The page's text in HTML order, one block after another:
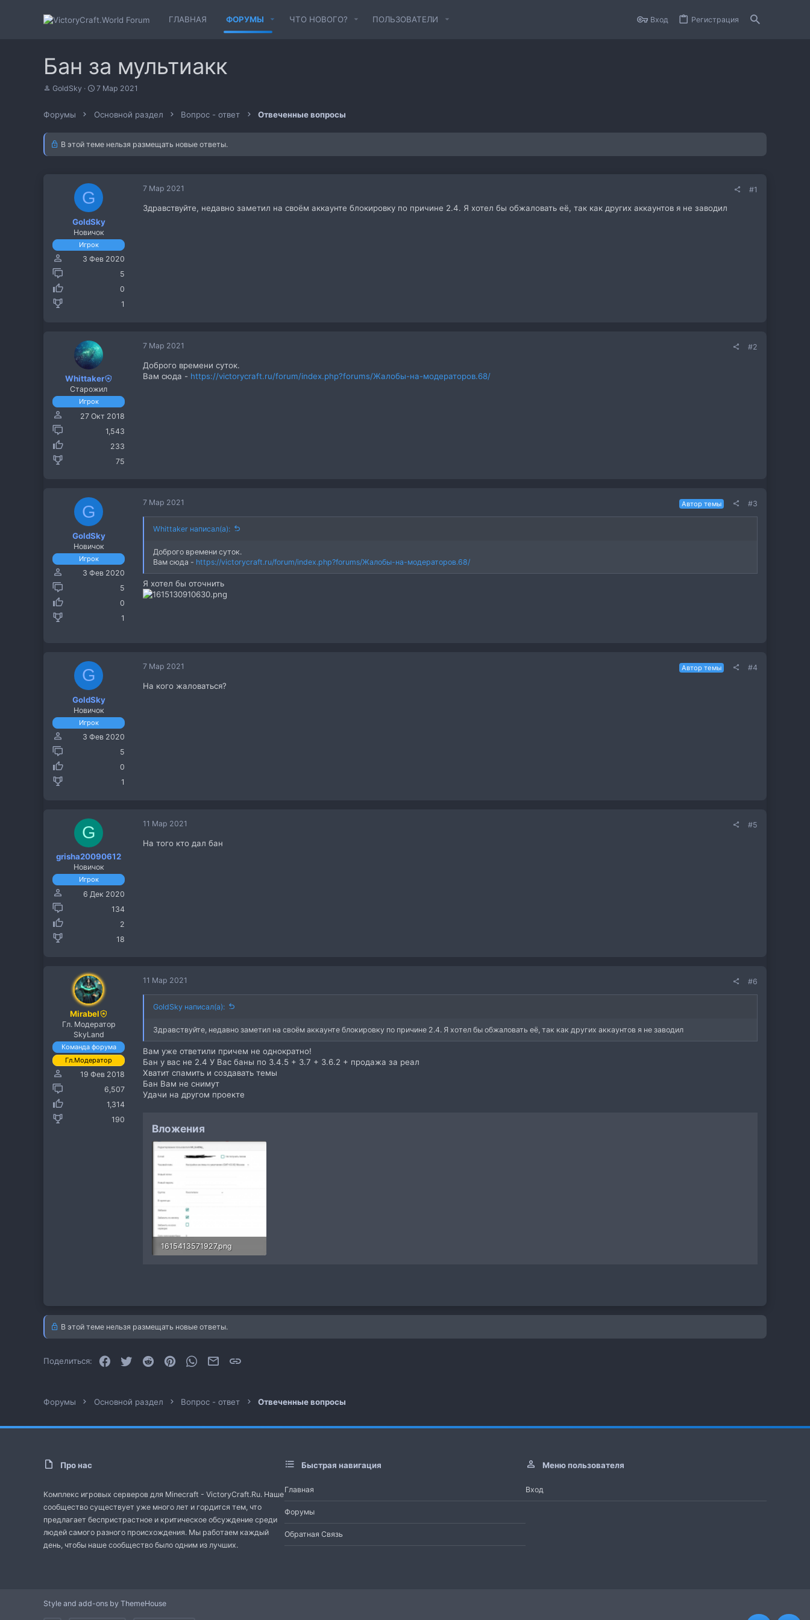
ГЛАВНАЯ ФОРУМЫ ЧТО НОВОГО? ПОЛЬЗОВАТЕЛИ Вход Регистрация
Бан за мультиакк
А
о
т
е
GoldSky
Д
а
ч
7 Мар 2021
Форумы Основной раздел Вопрос - ответ Отвеченные вопросы
В этой теме нельзя размещать новые ответы.
G
GoldSky
Новичок
Игрок
3 Фев 2020
5
0
1
7 Мар 2021 #1
Здравствуйте, недавно заметил на своём аккаунте блокировку по причине 2.4. Я хотел бы обжаловать её, так как других аккаунтов я не заводил
Whittaker
Старожил
Игрок
27 Окт 2018
1,543
233
75
7 Мар 2021 #2
Доброго времени суток.
Вам сюда - https://victorycraft.ru/forum/index.php?forums/Жалобы-на-модераторов.68/
G
GoldSky
Новичок
Игрок
3 Фев 2020
5
0
1
7 Мар 2021 Автор темы #3
Whittaker написал(а):
Доброго времени суток.
Вам сюда - https://victorycraft.ru/forum/index.php?forums/Жалобы-на-модераторов.68/
Я хотел бы оточнить
G
GoldSky
Новичок
Игрок
3 Фев 2020
5
0
1
7 Мар 2021 Автор темы #4
На кого жаловаться?
G
grisha20090612
Новичок
Игрок
6 Дек 2020
134
2
18
11 Мар 2021 #5
На того кто дал бан
Mirabel
Гл. Модератор
SkyLand
Команда форума
Гл.Модератор
19 Фев 2018
6,507
1,314
190
11 Мар 2021 #6
GoldSky написал(а):
Здравствуйте, недавно заметил на своём аккаунте блокировку по причине 2.4. Я хотел бы обжаловать её, так как других аккаунтов я не заводил
Вам уже ответили причем не однократно!
Бан у вас не 2.4 У Вас баны по 3.4.5 + 3.7 + 3.6.2 + продажа за реал
Хватит спамить и создавать темы
Бан Вам не снимут
Удачи на другом проекте
Вложения
1615413571927.png
В этой теме нельзя размещать новые ответы.
Поделиться: Facebook
Twitter Reddit PinterestWhatsAppЭлектронная почта
Форумы Основной раздел Вопрос - ответ Отвеченные вопросы
Про нас
Комплекс игровых серверов для Minecraft - VictoryCraft.Ru. Наше
сообщество существует уже много лет и гордится тем, что
предлагает беспристрастное и критическое обсуждение среди
людей самого разного происхождения. Мы работаем каждый
день, чтобы наше сообщество было одним из лучших.
Быстрая навигация
Главная
Форумы
Обратная Связь
Меню пользователя
Вход
Style and add-ons by ThemeHouse